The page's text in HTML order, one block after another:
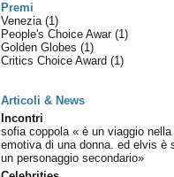
Premi
Venezia (1)
People's Choice Awar (1)
Golden Globes (1)
Critics Choice Award (1)
Articoli & News
Incontri
sofia coppola « è un viaggio
emotiva di una donna. ed elvis è
un personaggio secondario»